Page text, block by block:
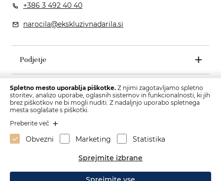
+386 3 492 40 40
narocila@ekskluzivnadarila.si
Podjetje
Pogoji poslovanja
Spletno mesto uporablja piškotke. Z njimi zagotavljamo spletno
storitev, analizo uporabe, oglasnih sistemov in funkcionalnosti, ki jih
brez piškotkov ne bi mogli nuditi. Z nadaljnjo uporabo spletnega
mesta soglašate s piškotki.
Preberite več
Obvezni Marketing Statistika
Sprejmite izbrane